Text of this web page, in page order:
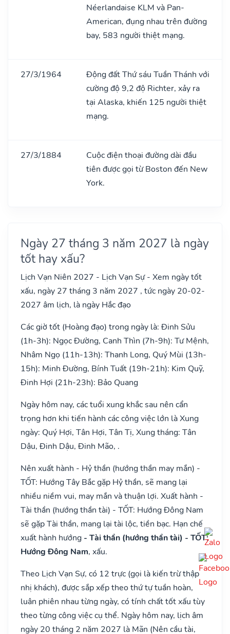
Néerlandaise KLM và Pan-
American, đụng nhau trên đường
bay, 583 người thiệt mạng.
27/3/1964
Động đất Thứ sáu Tuần Thánh với
cường độ 9,2 độ Richter, xảy ra
tại Alaska, khiến 125 người thiệt
mạng.
27/3/1884
Cuộc điện thoại đường dài đầu
tiên được gọi từ Boston đến New
York.
Ngày 27 tháng 3 năm 2027 là ngày
tốt hay xấu?
Lịch Vạn Niên 2027 - Lịch Vạn Sự - Xem ngày tốt
xấu, ngày 27 tháng 3 năm 2027 , tức ngày 20-02-
2027 âm lịch, là ngày Hắc đạo
Các giờ tốt (Hoàng đạo) trong ngày là: Đinh Sửu
(1h-3h): Ngọc Đường, Canh Thìn (7h-9h): Tư Mệnh,
Nhâm Ngọ (11h-13h): Thanh Long, Quý Mùi (13h-
15h): Minh Đường, Bính Tuất (19h-21h): Kim Quỹ,
Đinh Hợi (21h-23h): Bảo Quang
Ngày hôm nay, các tuổi xung khắc sau nên cẩn
trọng hơn khi tiến hành các công việc lớn là Xung
ngày: Quý Hợi, Tân Hợi, Tân Tị, Xung tháng: Tân
Dậu, Đinh Dậu, Đinh Mão, .
Nên xuất hành - Hỷ thần (hướng thần may mắn) -
TỐT: Hướng Tây Bắc gặp Hỷ thần, sẽ mang lại
nhiều niềm vui, may mắn và thuận lợi. Xuất hành -
Tài thần (hướng thần tài) - TỐT: Hướng Đông Nam
sẽ gặp Tài thần, mang lại tài lộc, tiền bạc. Hạn chế
xuất hành hướng - Tài thần (hướng thần tài) - TỐT:
Hướng Đông Nam, xấu.
Theo Lịch Vạn Sự, có 12 trực (gọi là kiến trừ thập
nhị khách), được sắp xếp theo thứ tự tuần hoàn,
luân phiên nhau từng ngày, có tính chất tốt xấu tùy
theo từng công việc cụ thể. Ngày hôm nay, lịch âm
ngày 20 tháng 2 năm 2027 là Mãn (Nên cầu tài,